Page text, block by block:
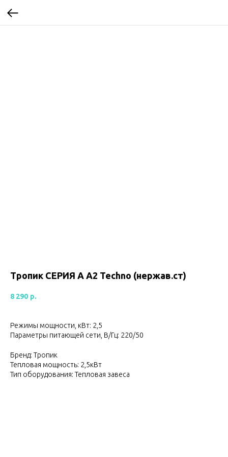
Тропик СЕРИЯ А А2 Techno (нержав.ст)
8 290 р.
Режимы мощности, кВт: 2,5
Параметры питающей сети, В/Гц: 220/50
Бренд: Тропик
Тепловая мощность: 2,5кВт
Тип оборудования: Тепловая завеса